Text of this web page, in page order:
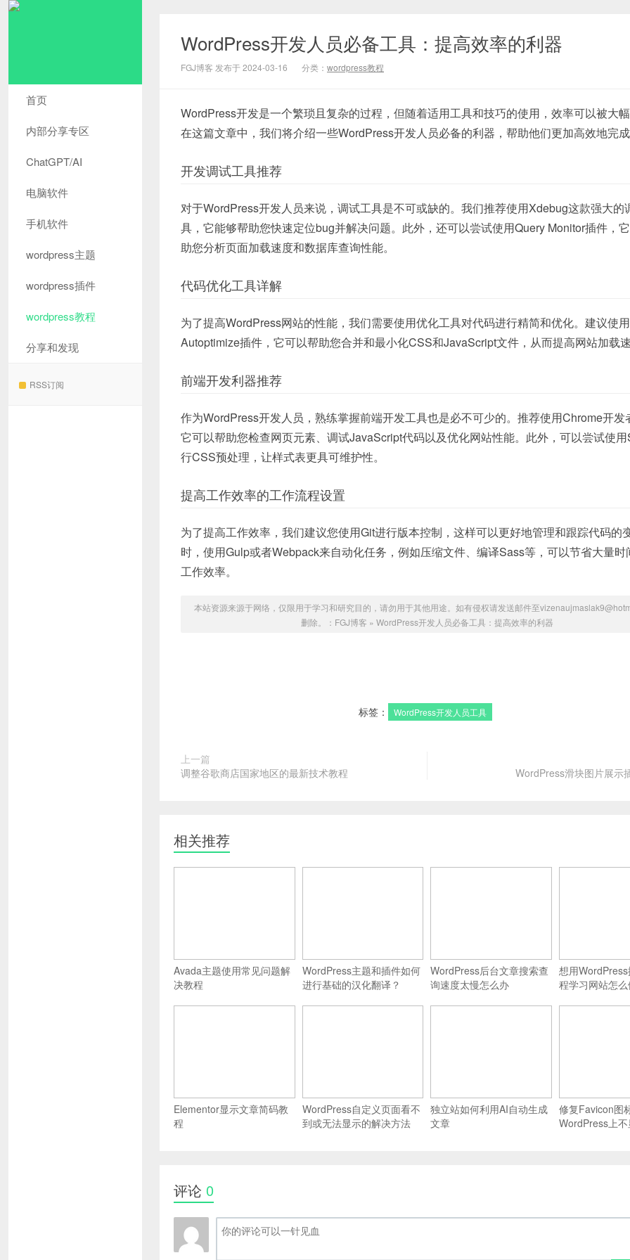
首页
内部分享专区
ChatGPT/AI
电脑软件
手机软件
wordpress主题
wordpress插件
wordpress教程
分享和发现
RSS订阅
WordPress开发人员必备工具：提高效率的利器
FGJ博客 发布于 2024-03-16 分类： wordpress教程
WordPress开发是一个繁琐且复杂的过程，但随着适用工具和技巧的使用，效率可以被大
在这篇文章中，我们将介绍一些WordPress开发人员必备的利器，帮助他们更加高效地完
开发调试工具推荐
对于WordPress开发人员来说，调试工具是不可或缺的。我们推荐使用Xdebug这款强大的
具，它能够帮助您快速定位bug并解决问题。此外，还可以尝试使用Query ⁤Monitor插件，
助您分析页面加载速度和数据库查询性能。
代码优化工具详解
为了提高WordPress网站的性能，我们需要使用优化工具对代码进行精简和优化。建议使用
Autoptimize插件，它可以帮助您合并和最小化CSS和JavaScript文件，从而提高网站加载
前端开发利器推荐
作为WordPress开发人员，熟练掌握前端开发工具也是必不可少的。推荐使用Chrome开发
它可以帮助您检查网页元素、调试JavaScript代码以及优化网站性能。此外，可以尝试使
行CSS预处理，让样式表更具可维护性。
提高工作效率的工作流程设置
为了提高工作效率，我们建议您使用Git进行版本控制，这样可以更好地管理和跟踪代码的
时，使用Gulp或者Webpack来自动化任务，例如压缩文件、编译Sass等，可以节省大量时
工作效率。
本站资源来源于网络，仅限用于学习和研究目的，请勿用于其他用途。如有侵权请发送邮件至
删除。： FGJ博客 » WordPress开发人员必备工具：提高效率的利器
标签： WordPress开发人员工具
上一篇
调整谷歌商店国家地区的最新技术教程
WordPress滑块图片展示
相关推荐
Avada主题使用常见问题解
决教程
WordPress主题和插件如何
进行基础的汉化翻译？
WordPress后台文章搜索查
询速度太慢怎么办
想用
程学习网站怎么
Elementor显示文章简码教
程
WordPress自定义页面看不
到或无法显示的解决方法
独立站如何利用AI自动生成
文章
修复Favicon图
WordPress上
评论 0